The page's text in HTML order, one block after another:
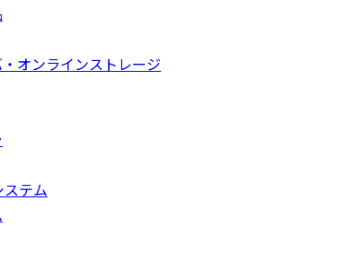
オンラインストレージ
テム